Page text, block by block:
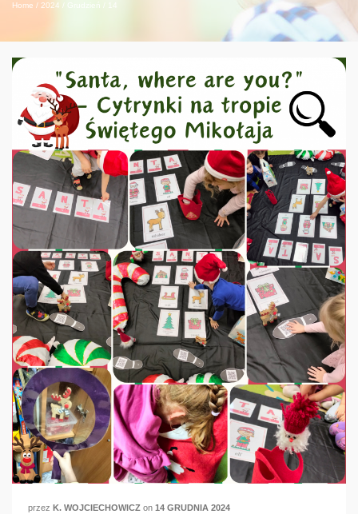
Home / 2024 / Grudzień
przez K. WOJCIECHOWICZ on 14 GRUDNIA 2024